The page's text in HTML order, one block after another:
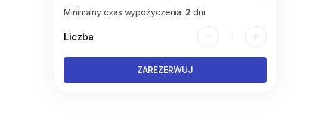
Minimalny czas wypożyczenia: 2 dni
Liczba - 1 +
ZAREZERWUJ